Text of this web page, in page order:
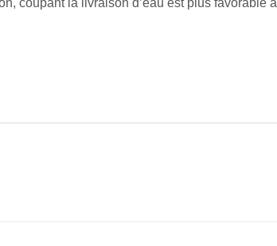
coupant la livraison d’eau est plus favorable à